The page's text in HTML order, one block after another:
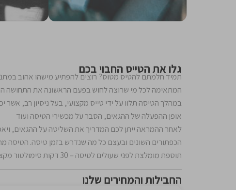
גלו את הטייס החבוי בכם
תמיד חלמתם להטיס מטוס? רוצים להפתיע מישהו אהוב
המתאימה לכל מי שרוצה לחוש בפעם הראשונה את התחושה
במהלך הטיסה תלוו על ידי טייס מקצועי, בעל ניסיון רב, אשר
אופן ההפעלה של ההגאים, הסבר על מכשירי הטיסה ועוד
לאחר ההמראה ייתן לכם המדריך את השליטה על ההגאים,
הכפתורים השונים ובעצם כל מה שנדרש בזמן טיסה. הטיסה
תוספת מומלצת לפני שעולים לטיסה – 30 דקות סימולטור מקצועי. להזמנה
החבילות והמחירים שלנו